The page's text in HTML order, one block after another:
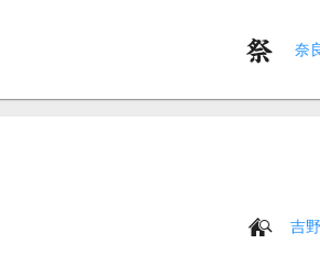
奈
吉